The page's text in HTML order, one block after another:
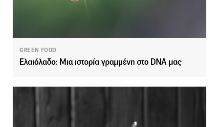
GREEN FOOD
Ελαιόλαδο: Μια ιστορία γραμμένη στο DNA μας